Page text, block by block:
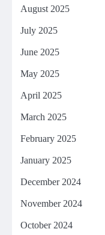
August 2025
July 2025
June 2025
May 2025
April 2025
March 2025
February 2025
January 2025
December 2024
November 2024
October 2024